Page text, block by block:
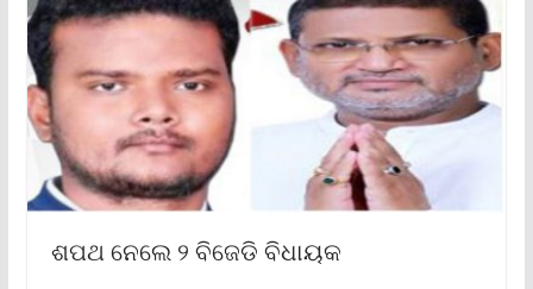
ଶପଥ ନେଲେ ୨ ବିଜେଡି ବିଧାୟକ